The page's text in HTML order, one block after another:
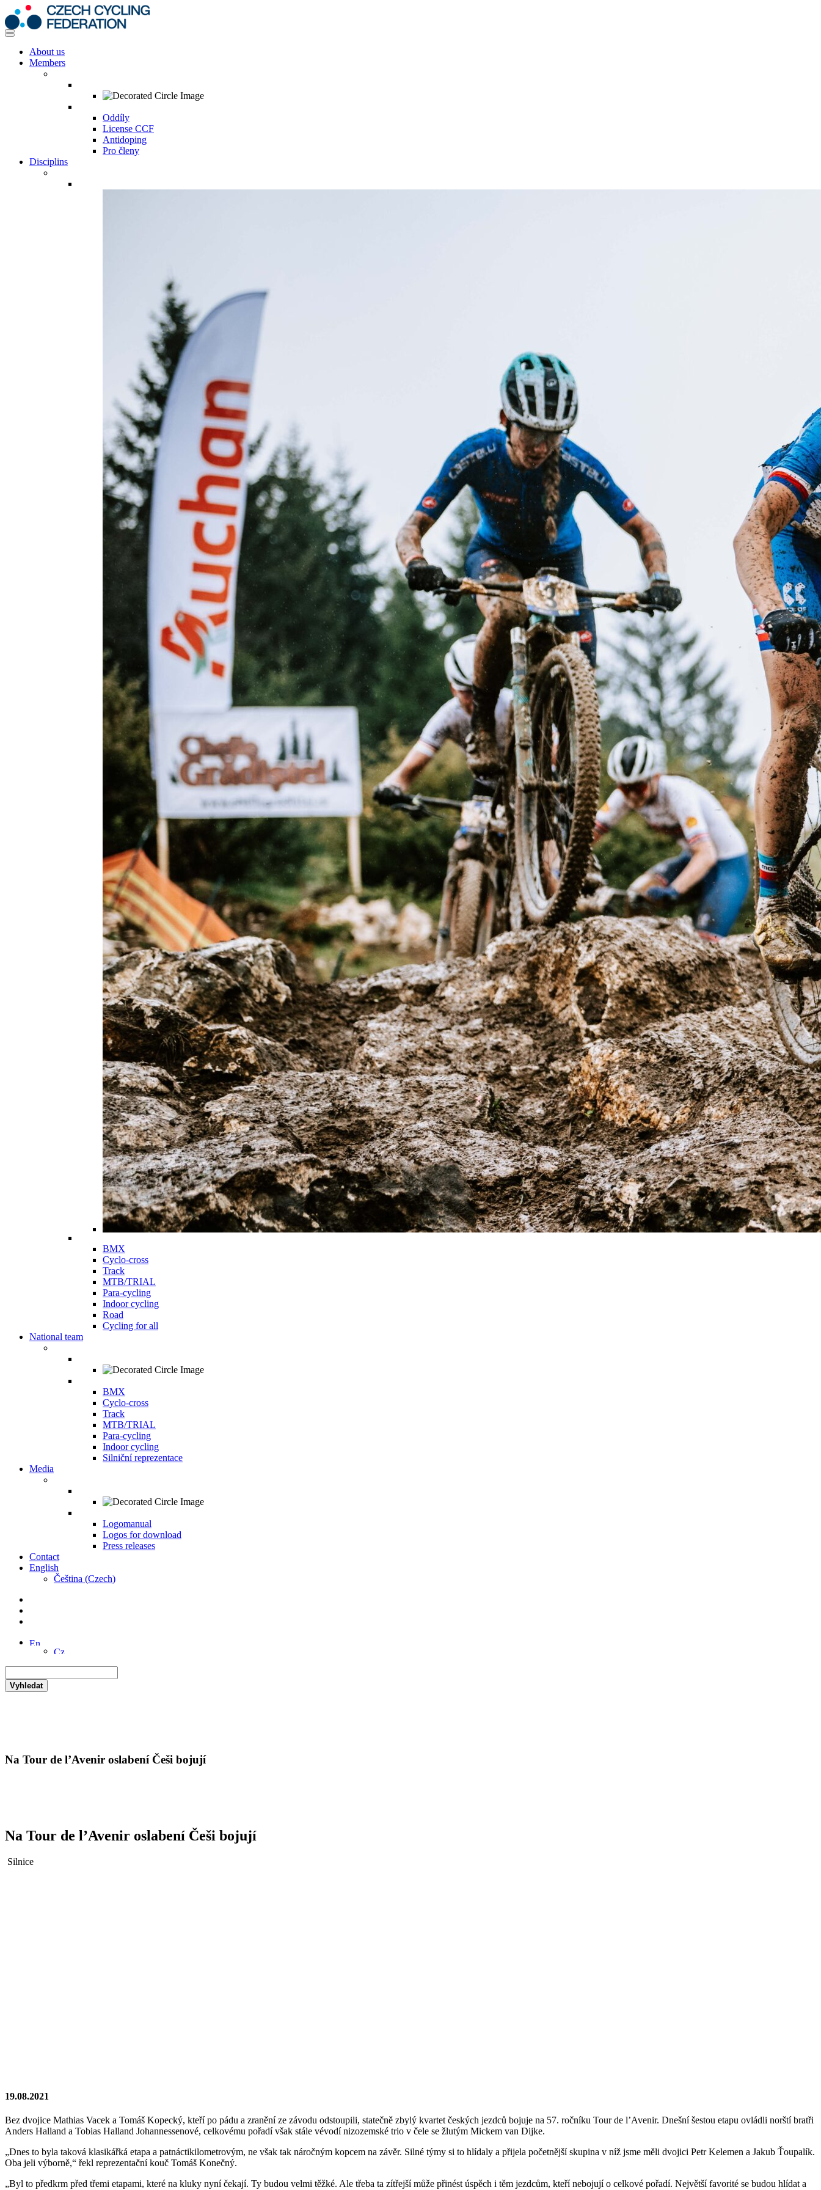
About us
Members
Oddíly
License CCF
Antidoping
Pro členy
Disciplins
BMX
Cyclo-cross
Track
MTB/TRIAL
Para-cycling
Indoor cycling
Road
Cycling for all
National team
BMX
Cyclo-cross
Track
MTB/TRIAL
Para-cycling
Indoor cycling
Silniční reprezentace
Media
Logomanual
Logos for download
Press releases
Contact
English
Čeština (Czech)
Vyhledat
Na Tour de l’Avenir oslabení Češi bojují
Na Tour de l’Avenir oslabení Češi bojují
Silnice
19.08.2021
Bez dvojice Mathias Vacek a Tomáš Kopecký, kteří po pádu a zranění ze závodu odstoupili, statečně zbylý kvartet českých jezdců bojuje na 57. ročníku Tour de l’Avenir. Dnešní šestou etapu ovládli norští bratři
Anders Halland a Tobias Halland Johannessenové, celkovému pořadí však stále vévodí nizozemské trio v čele se žlutým Mickem van Dijke.
„Dnes to byla taková klasikářká etapa a patnáctikilometrovým, ne však tak náročným kopcem na závěr. Silné týmy si to hlídaly a přijela početnější skupina v níž jsme měli dvojici Petr Kelemen a Jakub Ťoupalík.
Oba jeli výborně,“ řekl reprezentační kouč Tomáš Konečný.
„Byl to předkrm před třemi etapami, které na kluky nyní čekají. Ty budou velmi těžké. Ale třeba ta zítřejší může přinést úspěch i těm jezdcům, kteří nebojují o celkové pořadí. Největší favorité se budou hlídat a